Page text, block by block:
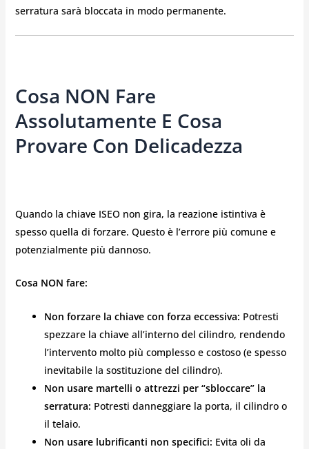
serratura sarà bloccata in modo permanente.
Cosa NON Fare
Assolutamente E Cosa
Provare Con Delicadezza
Quando la chiave ISEO non gira, la reazione istintiva è
spesso quella di forzare. Questo è l’errore più comune e
potenzialmente più dannoso.
Cosa NON fare:
Non forzare la chiave con forza eccessiva: Potresti
spezzare la chiave all’interno del cilindro, rendendo
l’intervento molto più complesso e costoso (e spesso
inevitabile la sostituzione del cilindro).
Non usare martelli o attrezzi per “sbloccare” la
serratura: Potresti danneggiare la porta, il cilindro o
il telaio.
Non usare lubrificanti non specifici: Evita oli da